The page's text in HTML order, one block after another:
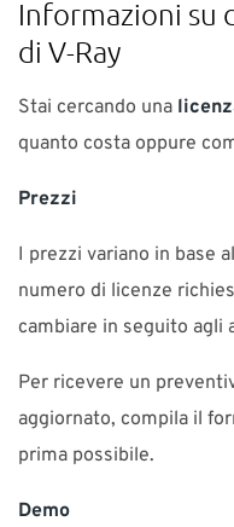
Informazioni su
di V-Ray
Stai cercando una
quanto costa oppure
Prezzi
I prezzi variano in base
numero di licenze
cambiare in seguito agli
Per ricevere un
aggiornato, compila il
prima possibile.
Demo